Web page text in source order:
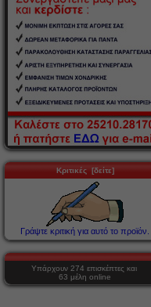
Κριτικές [δείτε]
Γράψτε κριτική για αυτό το προϊόν.
Υπάρχουν 274 επισκέπτες και
63 μέλη online